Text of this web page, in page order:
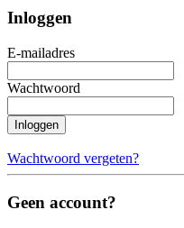
Inloggen
E-mailadres
Wachtwoord
Inloggen
Wachtwoord vergeten?
Geen account?